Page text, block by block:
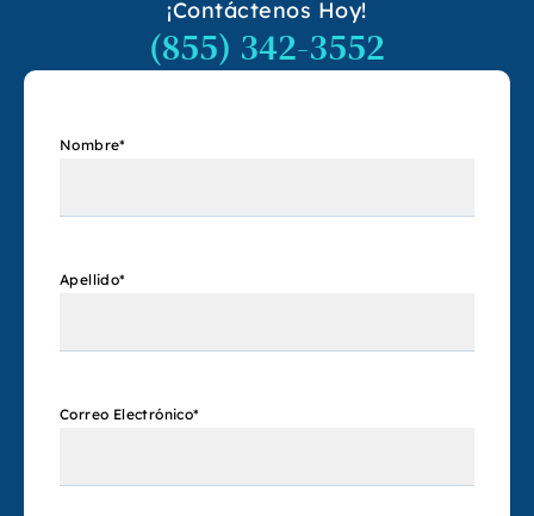
¡Contáctenos Hoy!
(855) 342-3552
Nombre*
Apellido*
Correo Electrónico*